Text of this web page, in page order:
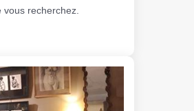
recherchez.